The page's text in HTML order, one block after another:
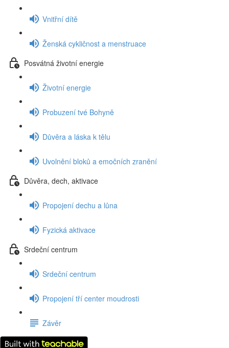
Vnitřní dítě
Ženská cykličnost a menstruace
Posvátná životní energie
Životní energie
Probuzení tvé Bohyně
Důvěra a láska k tělu
Uvolnění bloků a emočních zranění
Důvěra, dech, aktivace
Propojení dechu a lůna
Fyzická aktivace
Srdeční centrum
Srdeční centrum
Propojení tří center moudrosti
Závěr